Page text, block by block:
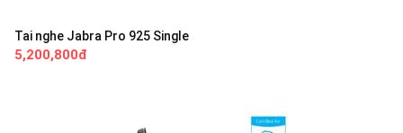
Tai nghe Jabra Pro 925 Single
5,200,800đ